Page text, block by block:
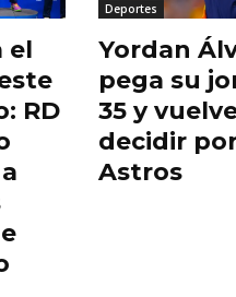
el
RD
Deportes
Yordan
pega su
35 y
decidir
Astros